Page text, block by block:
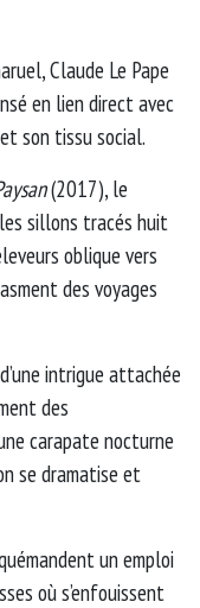
Claude Le Pape
en lien direct avec
son tissu social.
(2017), le
sillons tracés huit
oblique vers
des voyages
intrigue attachée
des
carapate nocturne
se dramatise et
un emploi
où s’enfouissent